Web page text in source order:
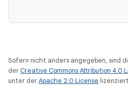
Sofern nicht anders angegeben, sind
derCreative Commons Attribution 4.0
unter derApache 2.0 License